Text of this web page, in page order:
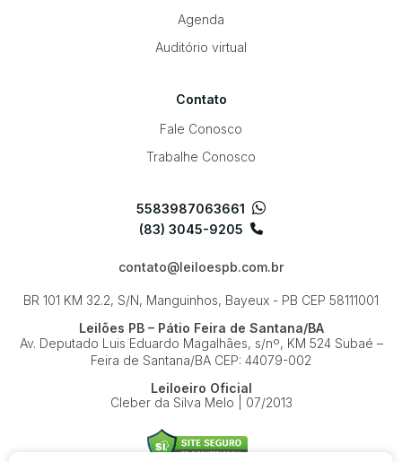
Agenda
Auditório virtual
Contato
Fale Conosco
Trabalhe Conosco
5583987063661
(83) 3045-9205
contato@leiloespb.com.br
BR 101 KM 32.2, S/N, Manguinhos, Bayeux - PB CEP 58111001
Leilões PB – Pátio Feira de Santana/BA
Av. Deputado Luis Eduardo Magalhães, s/nº, KM 524Subaé –
Feira de Santana/BA CEP: 44079-002
Leiloeiro Oficial
Cleber da Silva Melo | 07/2013